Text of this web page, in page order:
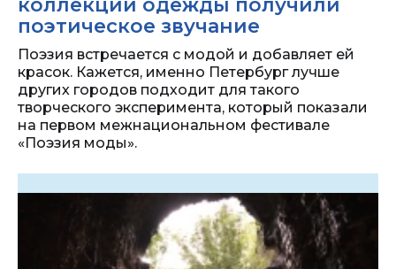
поэтическое звучание
Поэзия встречается с модой и добавляет ей
красок. Кажется, именно Петербург лучше
других городов подходит для такого
творческого эксперимента, который показали
на первом межнациональном фестивале
«Поэзия моды».